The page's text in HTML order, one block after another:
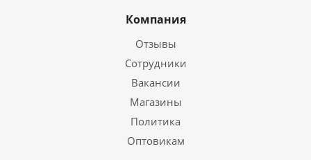
Компания
Отзывы
Сотрудники
Вакансии
Магазины
Политика
Оптовикам